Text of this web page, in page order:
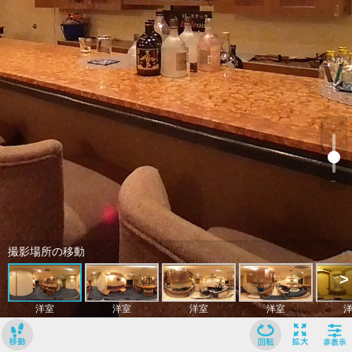
撮影場所の移動
洋室 洋室 洋室 洋室
>
﹢
﹣